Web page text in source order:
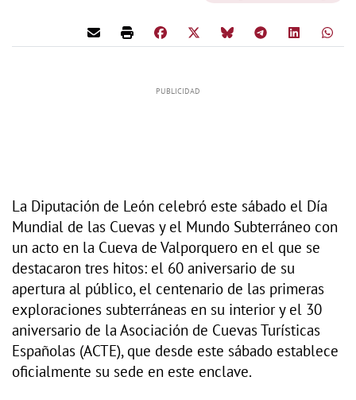
La Diputación de León celebró este sábado el Día
Mundial de las Cuevas y el Mundo Subterráneo con
un acto en la Cueva de Valporquero en el que se
destacaron tres hitos: el 60 aniversario de su
apertura al público, el centenario de las primeras
exploraciones subterráneas en su interior y el 30
aniversario de la Asociación de Cuevas Turísticas
Españolas (ACTE), que desde este sábado establece
oficialmente su sede en este enclave.